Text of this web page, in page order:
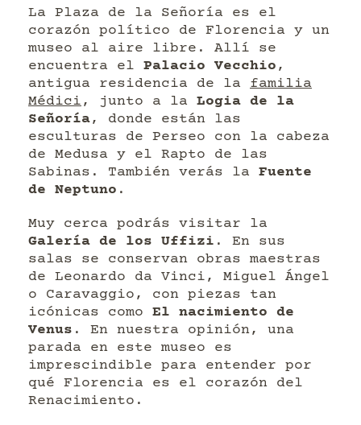
La Plaza de la Señoría es el
corazón político de Florencia y un
museo al aire libre. Allí se
encuentra el Palacio Vecchio ,
antigua residencia de la familia
Médici , junto a la Logia de la
Señoría, donde están las
esculturas de Perseo con la cabeza
de Medusa y el Rapto de las
Sabinas. También verás la Fuente
de Neptuno .
Muy cerca podrás visitar la
Galería de los Uffizi . En sus
salas se conservan obras maestras
de Leonardo da Vinci, Miguel Ángel
o Caravaggio, con piezas tan
icónicas como El nacimiento de
Venus . En nuestra opinión, una
parada en este museo es
imprescindible para entender por
qué Florencia es el corazón del
Renacimiento.